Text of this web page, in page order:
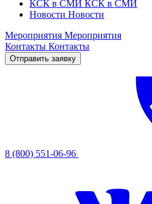
КСК в СМИ КСК в СМИ
Новости Новости
Мероприятия Мероприятия
Контакты Контакты
Отправить заявку
8 (800) 551-06-96